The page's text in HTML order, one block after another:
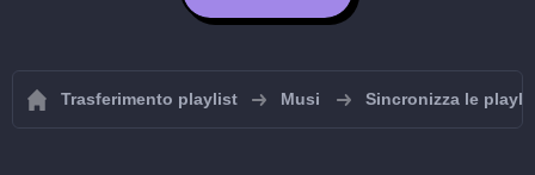
Trasferimento playlist Musi Sincronizza le